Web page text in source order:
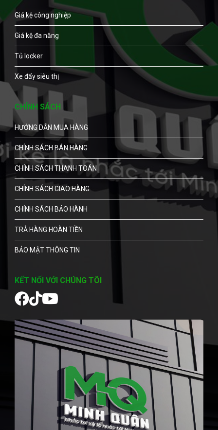
Giá kệ công nghiệp
Giá kệ đa năng
Tủ locker
Xe đẩy siêu thị
CHÍNH SÁCH
HƯỚNG DẪN MUA HÀNG
CHÍNH SÁCH BÁN HÀNG
CHÍNH SÁCH THANH TOÁN
CHÍNH SÁCH GIAO HÀNG
CHÍNH SÁCH BẢO HÀNH
TRẢ HÀNG HOÀN TIỀN
BẢO MẬT THÔNG TIN
KẾT NỐI VỚI CHÚNG TÔI